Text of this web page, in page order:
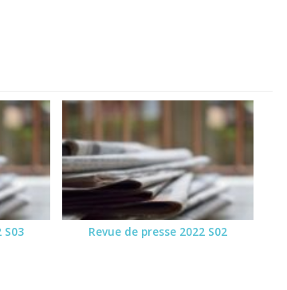
S03 Revue de presse 2022 S02